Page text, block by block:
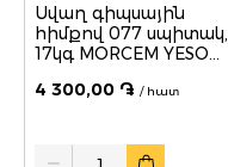
Սվաղ գիպսային
հիմքով 077 սպիտակ,
17կգ MORCEM YESO
4 300,00 ֏ / հատ
Quantity